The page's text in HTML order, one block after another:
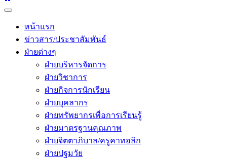
Primary
หน้าแรก
ข่าวสาร/ประชาสัมพันธ์
ฝ่ายต่างๆ
ฝ่ายบริหารจัดการ
ฝ่ายวิชาการ
ฝ่ายกิจการนักเรียน
ฝ่ายบุคลากร
ฝ่ายทรัพยากรเพื่อการเรียนรู้
ฝ่ายมาตรฐานคุณภาพ
ฝ่ายจิตตาภิบาล/ครูคาทอลิก
ฝ่ายปฐมวัย